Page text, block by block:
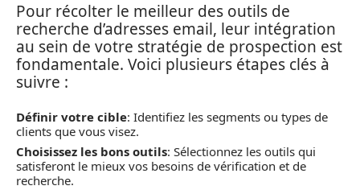
Pour récolter le meilleur des outils de
recherche d’adresses email, leur intégration
au sein de votre stratégie de prospection est
fondamentale. Voici plusieurs étapes clés à
suivre :
Définir votre cible: Identifiez les segments ou types de
clients que vous visez.
Choisissez les bons outils: Sélectionnez les outils qui
satisferont le mieux vos besoins de vérification et de
recherche.